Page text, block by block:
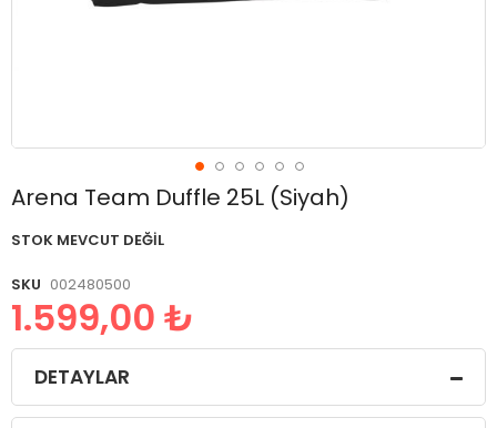
Arena Team Duffle 25L (Siyah)
STOK MEVCUT DEĞIL
SKU 002480500
1.599,00 ₺
Resim
başlangıcına
DETAYLAR